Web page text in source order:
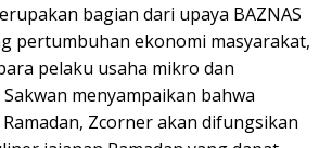
bagian dari upaya BAZNAS
pertumbuhan ekonomi masyarakat,
pelaku usaha mikro dan
menyampaikan bahwa
Zcorner akan difungsikan